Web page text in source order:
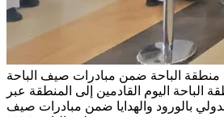
منطقة الباحة ضمن مبادرات صيف الباحة
الباحة اليوم القادمين إلى المنطقة عبر
بالورود والهدايا ضمن مبادرات صيف